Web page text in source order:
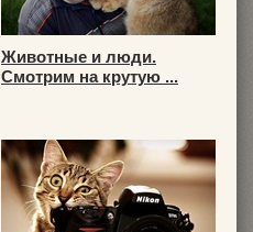
Животные и люди.
Смотрим на крутую ...